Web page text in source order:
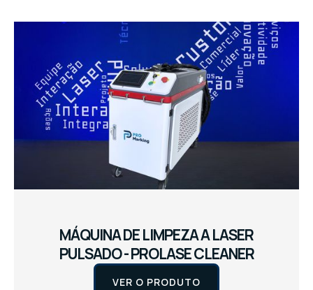
MÁQUINA DE LIMPEZA A LASER
PULSADO - PROLASE CLEANER
VER O PRODUTO